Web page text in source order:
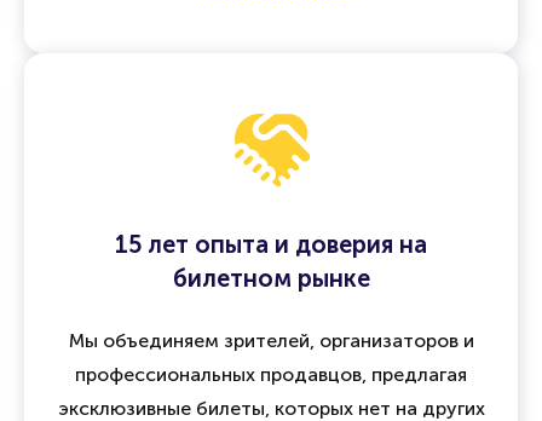
15 лет опыта и доверия на
билетном рынке
Мы объединяем зрителей, организаторов и
профессиональных продавцов, предлагая
эксклюзивные билеты, которых нет на других